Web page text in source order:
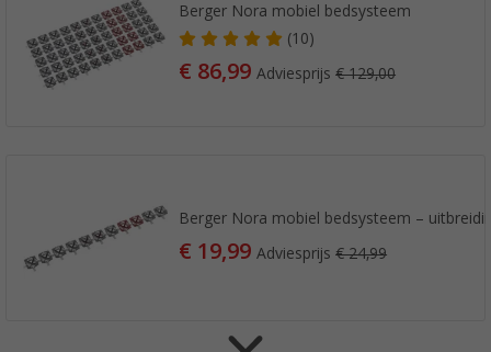
Berger Nora mobiel bedsysteem
(10)
€ 86,99Adviesprijs€ 129,00
Berger Nora mobiel bedsysteem –
€ 19,99Adviesprijs€ 24,99